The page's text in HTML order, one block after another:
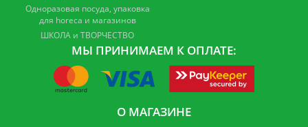
Одноразовая посуда, упаковка
для horeca и магазинов
ШКОЛА и ТВОРЧЕСТВО
МЫ ПРИНИМАЕМ К ОПЛАТЕ:
О МАГАЗИНЕ